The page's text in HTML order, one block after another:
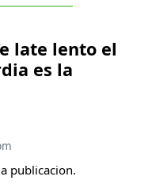
late lento el
es la
publicacion.